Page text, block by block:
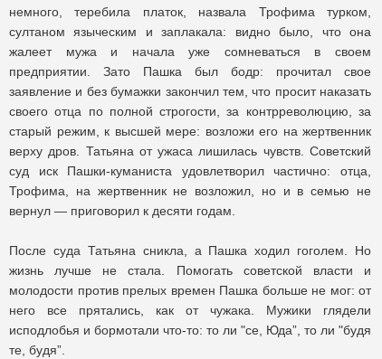
немного, теребила платок, назвала Трофима турком,
султаном языческим и заплакала: видно было, что она
жалеет мужа и начала уже сомневаться в своем
предприятии. Зато Пашка был бодр: прочитал свое
заявление и без бумажки закончил тем, что просит наказать
своего отца по полной строгости, за контрреволюцию, за
старый режим, к высшей мере: возложи его на жертвенник
верху дров. Татьяна от ужаса лишилась чувств. Советский
суд иск Пашки-куманиста удовлетворил частично: отца,
Трофима, на жертвенник не возложил, но и в семью не
вернул — приговорил к десяти годам.
После суда Татьяна сникла, а Пашка ходил гоголем. Но
жизнь лучше не стала. Помогать советской власти и
молодости против прелых времен Пашка больше не мог: от
него все прятались, как от чужака. Мужики глядели
исподлобья и бормотали что-то: то ли "се, Юда”, то ли "будя
те, будя”.